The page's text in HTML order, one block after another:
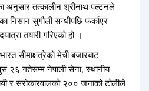
अनुसार तत्कालीन श्रीनाथ पल्टनले
निसान सुगौली सन्धीपछि फर्काएर
तयारी गरिएको हो ।
सीमाक्षत्रेको मेची बजारबाट
२६ गतेसम्म नेपाली सेना, स्थानीय
र सरोकारवालको २०० जनाको टोलीले